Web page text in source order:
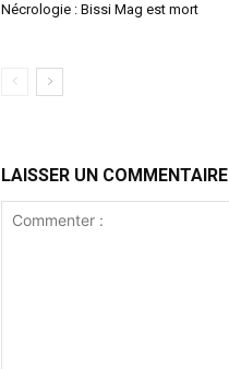
Nécrologie : Bissi Mag est mort
LAISSER UN COMMENTAIRE